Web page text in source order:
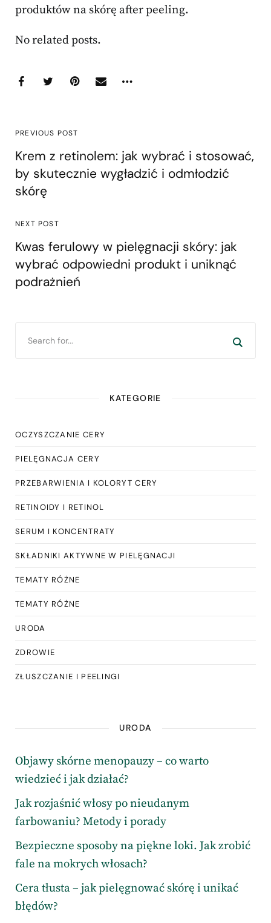
produktów na skórę after peeling.
No related posts.
PREVIOUS POST
Krem z retinolem: jak wybrać i stosować,
by skutecznie wygładzić i odmłodzić
skórę
NEXT POST
Kwas ferulowy w pielęgnacji skóry: jak
wybrać odpowiedni produkt i uniknąć
podrażnień
KATEGORIE
OCZYSZCZANIE CERY
PIELĘGNACJA CERY
PRZEBARWIENIA I KOLORYT CERY
RETINOIDY I RETINOL
SERUM I KONCENTRATY
SKŁADNIKI AKTYWNE W PIELĘGNACJI
TEMATY RÓŻNE
TEMATY RÓŻNE
URODA
ZDROWIE
ZŁUSZCZANIE I PEELINGI
URODA
Objawy skórne menopauzy – co warto
wiedzieć i jak działać?
Jak rozjaśnić włosy po nieudanym
farbowaniu? Metody i porady
Bezpieczne sposoby na piękne loki. Jak zrobić
fale na mokrych włosach?
Cera tłusta – jak pielęgnować skórę i unikać
błędów?